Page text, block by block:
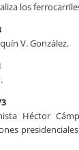
los
V. González.
Héctor